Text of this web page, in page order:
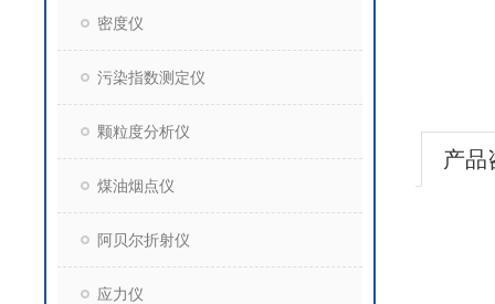
密度仪
污染指数测定仪
颗粒度分析仪
煤油烟点仪
阿贝尔折射仪
应力仪
产品